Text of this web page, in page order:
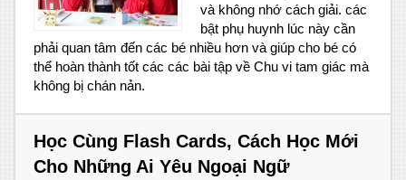
và không nhớ cách giải. các
bật phụ huynh lúc này cần
phải quan tâm đến các bé nhiều hơn và giúp cho bé có
thể hoàn thành tốt các các bài tập về Chu vi tam giác mà
không bị chán nản.
Học Cùng Flash Cards, Cách Học Mới
Cho Những Ai Yêu Ngoại Ngữ